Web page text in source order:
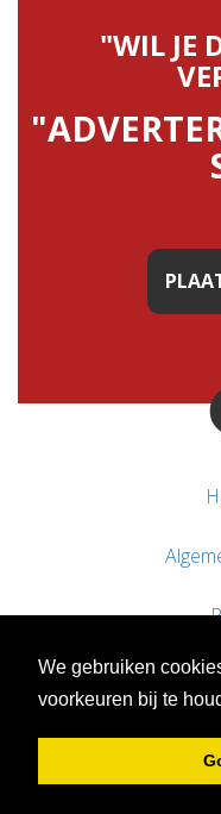
We gebruiken
voorkeuren bij te
"WIL JE